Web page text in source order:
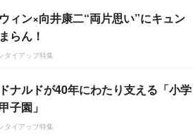
ィン×向井康二“両片思い”にキュン
らん！
タイアップ特集
ナルドが40年にわたり支える「小学
子園」
タイアップ特集